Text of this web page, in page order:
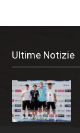
Ultime Notizie